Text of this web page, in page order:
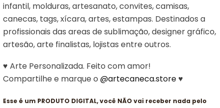
infantil, molduras, artesanato, convites, camisas,
canecas, tags, xícara, artes, estampas. Destinados a
profissionais das areas de sublimação, designer gráfico,
artesão, arte finalistas, lojistas entre outros.
♥ Arte Personalizada. Feito com amor!
Compartilhe e marque o @artecaneca.store♥
Esse é um PRODUTO DIGITAL, você NÃO vai receber nada pelo